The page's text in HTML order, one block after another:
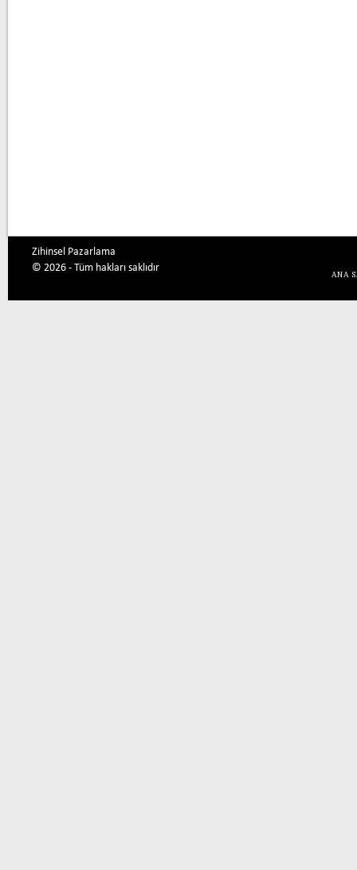
Zihinsel Pazarlama
© 2026 - Tüm hakları saklıdır
ANA